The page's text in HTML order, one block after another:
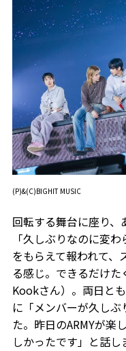
(P)&(C)BIGHIT MUSIC
回転する舞台に座り、
「久しぶりなのに変
をもらえて報われて
る感じ。できるだけ
Kookさん）。両日と
に「メンバーが久し
た。昨日のARMYが楽
しかったです」と話し